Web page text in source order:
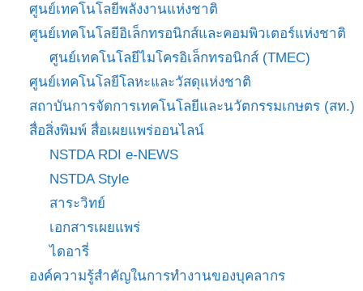
ศูนย์เทคโนโลยีพลังงานแห่งชาติ
ศูนย์เทคโนโลยีอิเล็กทรอนิกส์และคอมพิวเตอร์แห่งชาติ
ศูนย์เทคโนโลยีไมโครอิเล็กทรอนิกส์ (TMEC)
ศูนย์เทคโนโลยีโลหะและวัสดุแห่งชาติ
สถาบันการจัดการเทคโนโลยีและนวัตกรรมเกษตร (สท.)
สื่อสิ่งพิมพ์ สื่อเผยแพร่ออนไลน์
NSTDA RDI e-NEWS
NSTDA Style
สาระวิทย์
เอกสารเผยแพร่
ไดอารี่
องค์ความรู้สำคัญในการทำงานของบุคลากร